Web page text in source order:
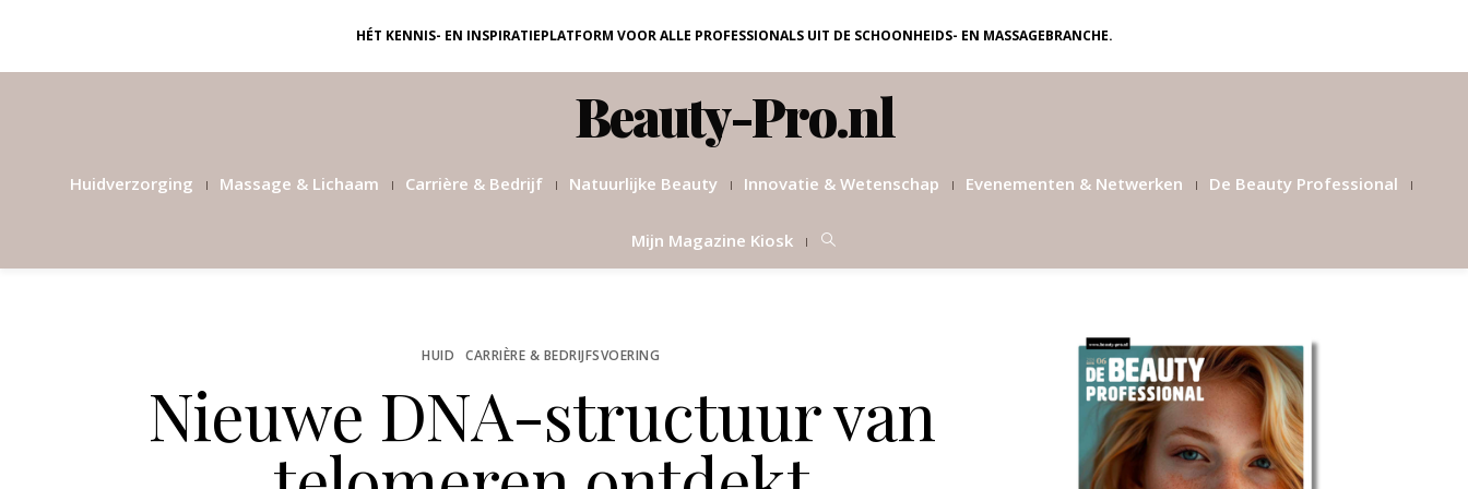
HÉT KENNIS- EN INSPIRATIEPLATFORM VOOR ALLE PROFESSIONALS UIT DE SCHOONHEIDS- EN MASSAGEBRANCHE.
Beauty-Pro.nl
Huidverzorging Massage & Lichaam Carrière & Bedrijf Natuurlijke Beauty Innovatie & Wetenschap Evenementen & Netwerken De Beauty Professional
Mijn Magazine Kiosk
HUID CARRIÈRE & BEDRIJFSVOERING
Nieuwe DNA-structuur van